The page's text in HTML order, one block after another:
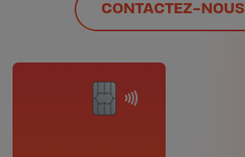
CONTACTEZ-NOUS